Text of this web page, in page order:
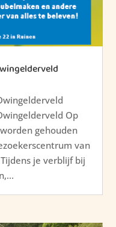
Op
gehouden
van
je verblijf bij